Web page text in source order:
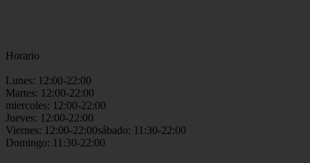
Horario
Lunes: 12:00-22:00
Martes: 12:00-22:00
miercoles: 12:00-22:00
Jueves: 12:00-22:00
Viernes: 12:00-22:00sábado: 11:30-22:00
Domingo: 11:30-22:00